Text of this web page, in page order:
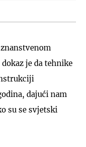
dokaz je da tehnike
dajući nam
su se svjetski